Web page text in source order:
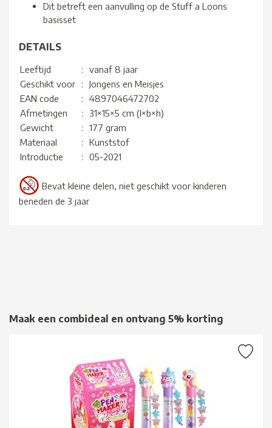
Dit betreft een aanvulling op de Stuff a Loons
basisset
DETAILS
Leeftijd :
vanaf 8 jaar
Geschikt voor
:
Jongens en Meisjes
EAN code
:
4897046472702
Afmetingen
:
31×15×5 cm (l×b×h)
Gewicht
:
177 gram
Materiaal
:
Kunststof
Introductie
: 05-2021
Bevat kleine delen, niet geschikt voor kinderen
beneden de 3 jaar
Maak een combideal en ontvang 5% korting